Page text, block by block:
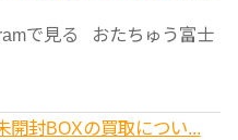
で見る おたちゅう富士
開封BOXの買取につい...